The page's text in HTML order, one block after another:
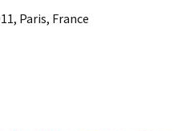
Paris, France